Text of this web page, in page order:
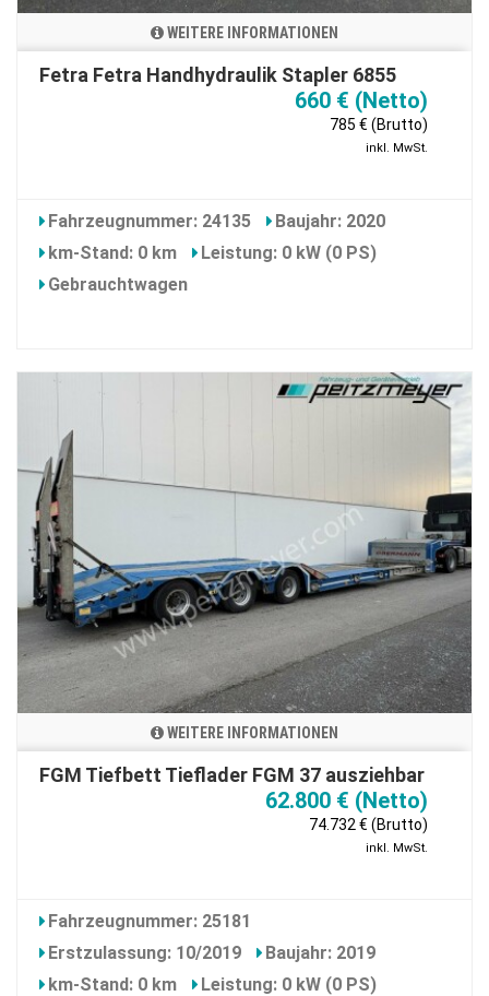
WEITERE INFORMATIONEN
Fetra Fetra Handhydraulik Stapler 6855
660 € (Netto)
785 € (Brutto)
inkl. MwSt.
Fahrzeugnummer: 24135
Baujahr: 2020
km-Stand: 0 km
Leistung: 0 kW (0 PS)
Gebrauchtwagen
WEITERE INFORMATIONEN
FGM Tiefbett Tieflader FGM 37 ausziehbar
62.800 € (Netto)
74.732 € (Brutto)
inkl. MwSt.
Fahrzeugnummer: 25181
Erstzulassung: 10/2019
Baujahr: 2019
km-Stand: 0 km
Leistung: 0 kW (0 PS)